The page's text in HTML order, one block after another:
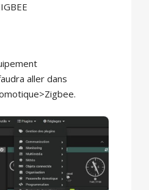
aller dans